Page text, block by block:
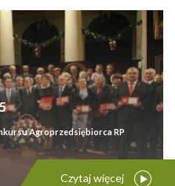
Agroprzedsiębiorca RP
Czytaj więcej